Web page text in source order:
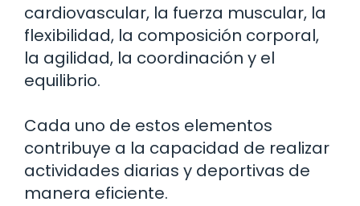
cardiovascular, la fuerza muscular, la
flexibilidad, la composición corporal,
la agilidad, la coordinación y el
equilibrio.
Cada uno de estos elementos
contribuye a la capacidad de realizar
actividades diarias y deportivas de
manera eficiente.